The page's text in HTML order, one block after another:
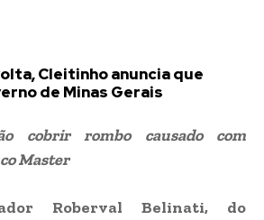
Cleitinho anuncia que
de Minas Gerais
cobrir rombo causado com
Master
Roberval Belinati, do